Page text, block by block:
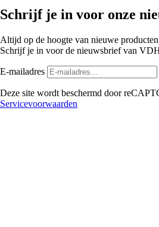
Schrijf je in voor onze
Altijd op de hoogte van nieuwe producten
Schrijf je in voor de nieuwsbrief van
E-mailadres
Deze site wordt beschermd door
Servicevoorwaarden